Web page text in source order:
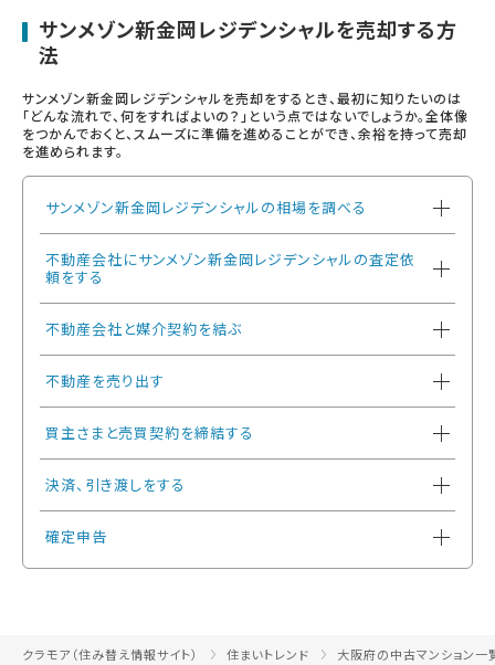
サンメゾン新金岡レジデンシャルを売却する方
法
サンメゾン新金岡レジデンシャルを売却をするとき、最初に知りたいのは
「どんな流れで、何をすればよいの？」という点ではないでしょうか。全体像
をつかんでおくと、スムーズに準備を進めることができ、余裕を持って売却
を進められます。
サンメゾン新金岡レジデンシャルの相場を調べる
不動産会社にサンメゾン新金岡レジデンシャルの査定依
頼をする
不動産会社と媒介契約を結ぶ
不動産を売り出す
買主さまと売買契約を締結する
決済、引き渡しをする
確定申告
クラモア（住み替え情報サイト） 住まいトレンド
大阪府の中古マンション一